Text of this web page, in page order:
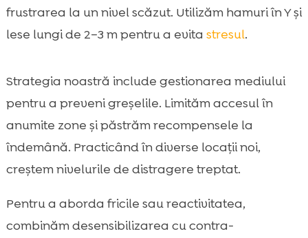
frustrarea la un nivel scăzut. Utilizăm hamuri în Y și
lese lungi de 2–3 m pentru a evita stresul.
Strategia noastră include gestionarea mediului
pentru a preveni greșelile. Limităm accesul în
anumite zone şi păstrăm recompensele la
îndemână. Practicând în diverse locații noi,
creștem nivelurile de distragere treptat.
Pentru a aborda fricile sau reactivitatea,
combinăm desensibilizarea cu contra-